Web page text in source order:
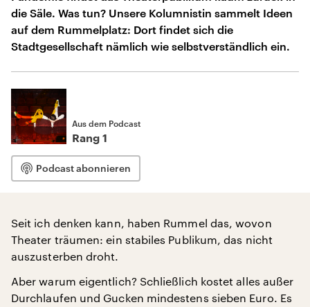
die Säle. Was tun? Unsere Kolumnistin sammelt Ideen
auf dem Rummelplatz: Dort findet sich die
Stadtgesellschaft nämlich wie selbstverständlich ein.
Aus dem Podcast
Rang 1
Podcast abonnieren
Seit ich denken kann, haben Rummel das, wovon
Theater träumen: ein stabiles Publikum, das nicht
auszusterben droht.
Aber warum eigentlich? Schließlich kostet alles außer
Durchlaufen und Gucken mindestens sieben Euro. Es